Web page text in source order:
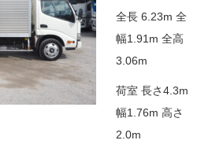
全長 6.23m 全
幅1.91m 全高
3.06m
荷室 長さ4.3m
幅1.76m 高さ
2.0m